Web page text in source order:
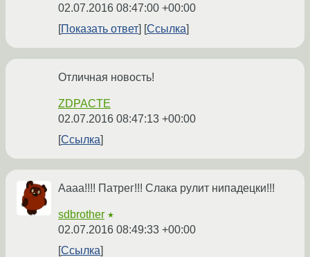
02.07.2016 08:47:00 +00:00
Показать ответ
Ссылка
Отличная новость!
ZDPACTE
02.07.2016 08:47:13 +00:00
Ссылка
Аааа!!!! Патрег!!! Слака рулит нипадецки!!!
sdbrother ★
02.07.2016 08:49:33 +00:00
Ссылка